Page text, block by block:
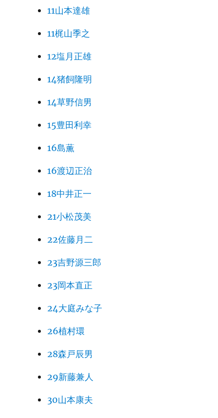
11山本達雄
11梶山季之
12塩月正雄
14猪飼隆明
14草野信男
15豊田利幸
16島薫
16渡辺正治
18中井正一
21小松茂美
22佐藤月二
23吉野源三郎
23岡本直正
24大庭みな子
26植村環
28森戸辰男
29新藤兼人
30山本康夫